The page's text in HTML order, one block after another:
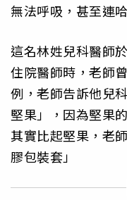
無法呼吸，甚至連
這名林姓兒科醫師於
住院醫師時，老師
例，老師告訴他兒
堅果」，因為堅果
其實比起堅果，老
膠包裝套」